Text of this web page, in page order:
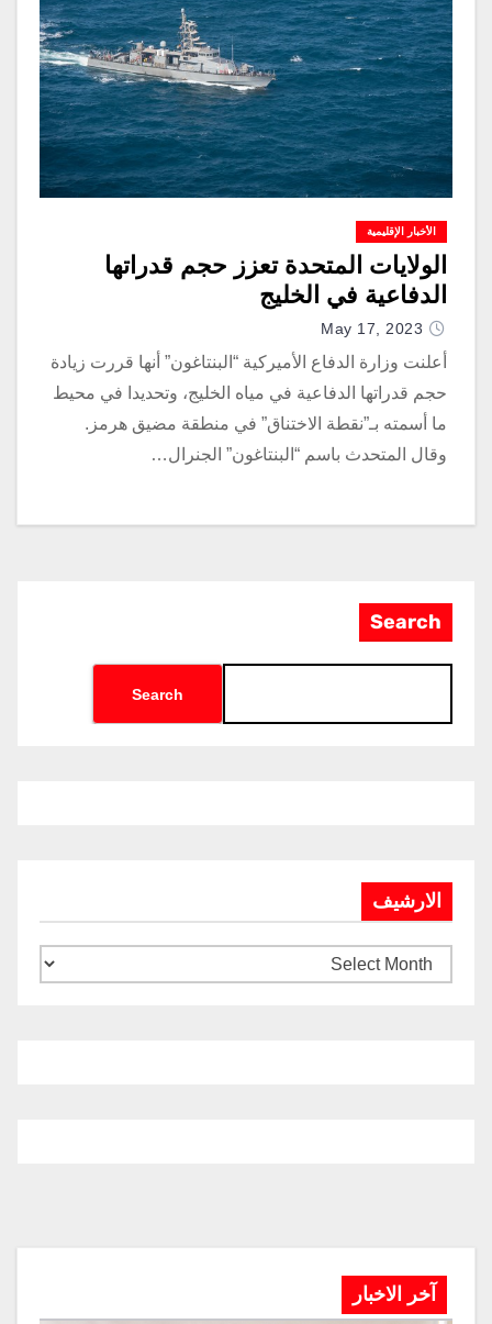
الأخبار الإقليمية
الولايات المتحدة تعزز حجم قدراتها
الدفاعية في الخليج
May 17, 2023
أعلنت وزارة الدفاع الأميركية “البنتاغون” أنها قررت زيادة
حجم قدراتها الدفاعية في مياه الخليج، وتحديدا في محيط
ما أسمته بـ”نقطة الاختناق” في منطقة مضيق هرمز.
وقال المتحدث باسم “البنتاغون” الجنرال…
Search
Search
الارشيف
آخر الاخبار